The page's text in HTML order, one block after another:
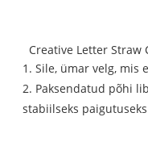
Creative Letter Straw
1. Sile, ümar velg, mis
2. Paksendatud põhi
stabiilseks paigutuseks